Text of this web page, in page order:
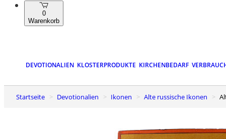
0
Warenkorb
DEVOTIONALIEN KLOSTERPRODUKTE KIRCHENBEDARF
Startseite Devotionalien Ikonen Alte russische Ikonen